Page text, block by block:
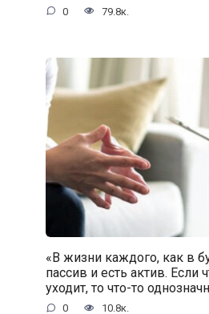
0 79.8к.
«В жизни каждого, как в
пассив и есть актив. Если
уходит, то что-то
0 10.8к.